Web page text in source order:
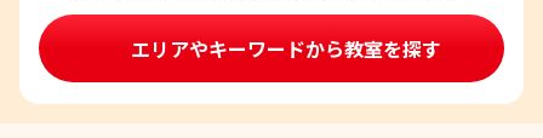
エリアやキーワードから教室を探す